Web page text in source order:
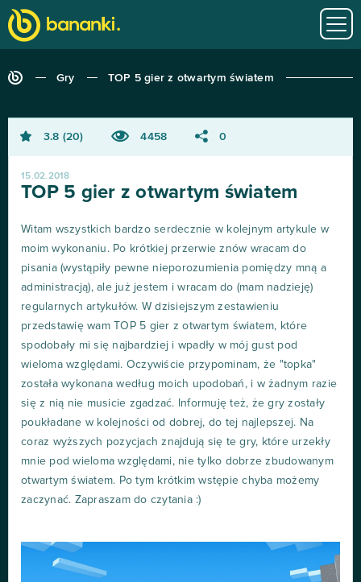
Gry TOP 5 gier z otwartym światem
3.8 20 4458 0
15.02.2018
TOP 5 gier z otwartym światem
Witam wszystkich bardzo serdecznie w kolejnym artykule w
moim wykonaniu. Po krótkiej przerwie znów wracam do
pisania (wystąpiły pewne nieporozumienia pomiędzy mną a
administracją), ale już jestem i wracam do (mam nadzieję)
regularnych artykułów. W dzisiejszym zestawieniu
przedstawię wam TOP 5 gier z otwartym światem, które
spodobały mi się najbardziej i wpadły w mój gust pod
wieloma względami. Oczywiście przypominam, że "topka"
została wykonana według moich upodobań, i w żadnym razie
się z nią nie musicie zgadzać. Informuję też, że gry zostały
poukładane w kolejności od dobrej, do tej najlepszej. Na
coraz wyższych pozycjach znajdują się te gry, które urzekły
mnie pod wieloma względami, nie tylko dobrze zbudowanym
otwartym światem. Po tym krótkim wstępie chyba możemy
zaczynać. Zapraszam do czytania :)